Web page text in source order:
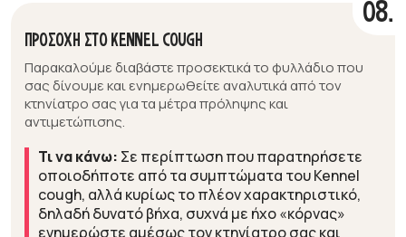
08.
ΠΡΟΣΟΧΗ ΣΤΟ KENNEL COUGH
Παρακαλούμε διαβάστε προσεκτικά το φυλλάδιο που
σας δίνουμε και ενημερωθείτε αναλυτικά από τον
κτηνίατρο σας για τα μέτρα πρόληψης και
αντιμετώπισης.
Τι να κάνω: Σε περίπτωση που παρατηρήσετε
οποιοδήποτε από τα συμπτώματα του Kennel
cough, αλλά κυρίως το πλέον χαρακτηριστικό,
δηλαδή δυνατό βήχα, συχνά με ήχο «κόρνας»
ενημερώστε αμέσως τον κτηνίατρο σας και